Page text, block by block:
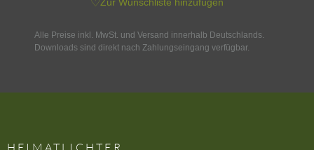
Alle Preise inkl. MwSt. und Versand innerhalb Deutschlands.
Downloads sind direkt nach Zahlungseingang verfügbar.
HEIMATLICHTER